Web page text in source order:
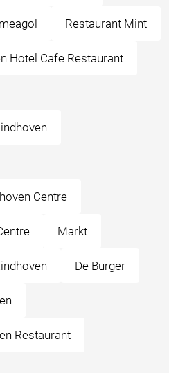
Restaurant Mint
Hotel Cafe Restaurant
Centre
Markt
De Burger
Restaurant